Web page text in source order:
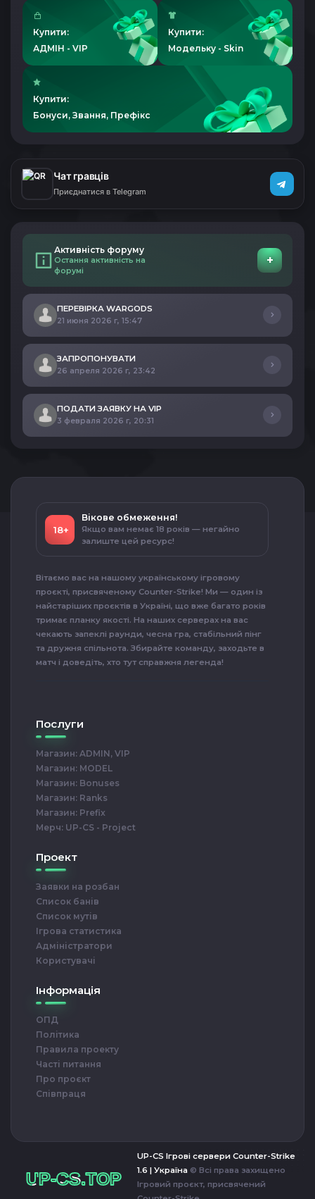
Купити:
АДМІН - VIP
Купити:
Модельку - Skin
Купити:
Бонуси, Звання, Префікс
Чат гравців
Приєднатися в Telegram
Активність форуму
Остання активність на
форумі
+
ПЕРЕВІРКА WARGODS
21 июня 2026 г, 15:47
ЗАПРОПОНУВАТИ
26 апреля 2026 г, 23:42
ПОДАТИ ЗАЯВКУ НА VIP
3 февраля 2026 г, 20:31
18+
Вікове обмеження!
Якщо вам немає 18 років — негайно
залиште цей ресурс!
Вітаємо вас на нашому українському ігровому
проєкті, присвяченому Counter-Strike! Ми — один із
найстаріших проєктів в Україні, що вже багато років
тримає планку якості. На наших серверах на вас
чекають запеклі раунди, чесна гра, стабільний пінг
та дружня спільнота. Збирайте команду, заходьте в
матч і доведіть, хто тут справжня легенда!
Послуги
Магазин: ADMIN, VIP
Магазин: MODEL
Магазин: Bonuses
Магазин: Ranks
Магазин: Prefix
Мерч: UP-CS - Project
Проект
Заявки на розбан
Список банів
Список мутів
Ігрова статистика
Адміністратори
Користувачі
Інформація
ОПД
Політика
Правила проекту
Часті питання
Про проєкт
Співпраця
UP-CS Ігрові сервери Counter-Strike
1.6 | Україна © Всі права захищено
Ігровий проєкт, присвячений